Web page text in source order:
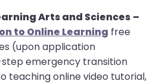
Arts and Sciences –
to Online Learning free
(upon application
emergency transition
teaching online video tutorial,